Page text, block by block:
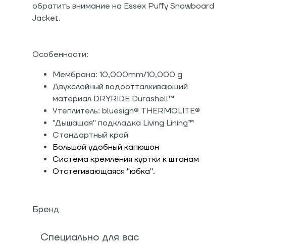
обратить внимание на Essex Puffy Snowboard
Jacket.
Особенности:
Мембрана: 10,000mm/10,000 g
Двухслойный водоотталкивающий
материал DRYRIDE Durashell™
Утеплитель: bluesign® THERMOLITE®
"Дышащая" подкладка Living Lining™
Стандартный крой
Большой удобный капюшон
Система кремления куртки к штанам
Отстегивающаяся "юбка".
Бренд
Специально для вас